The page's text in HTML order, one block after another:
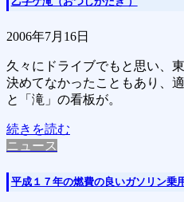
2006年7月16日
久々にドライブでもと思い、
決めてなかったこともあり、
と「滝」の看板が。
続きを読む
ニュース
平成１７年の燃費の良いガソリン乗